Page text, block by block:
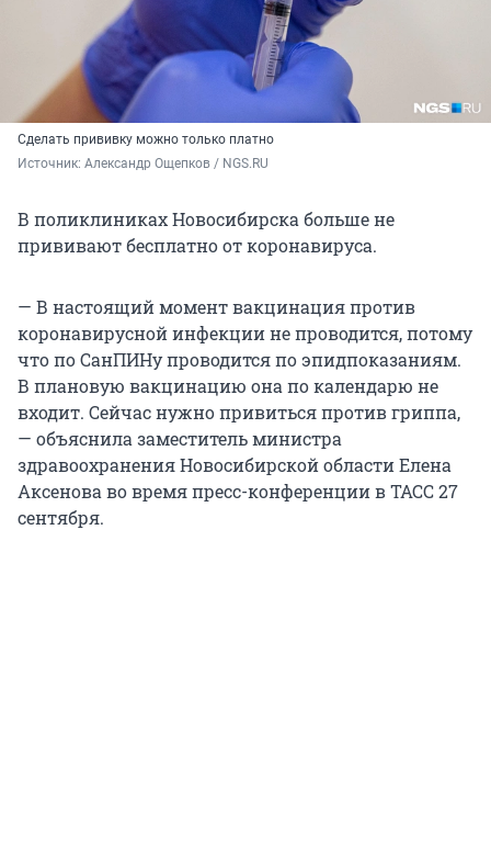
Сделать прививку можно только платно
Источник: Александр Ощепков / NGS.RU
В поликлиниках Новосибирска больше не
прививают бесплатно от коронавируса.
— В настоящий момент вакцинация против
коронавирусной инфекции не проводится, потому
что по СанПИНу проводится по эпидпоказаниям.
В плановую вакцинацию она по календарю не
входит. Сейчас нужно привиться против гриппа,
— объяснила заместитель министра
здравоохранения Новосибирской области Елена
Аксенова во время пресс-конференции в ТАСС 27
сентября.